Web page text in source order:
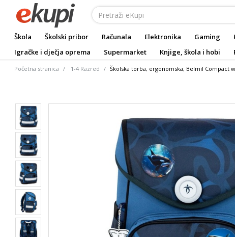
Škola Školski pribor Računala Elektronika Gaming
Igračke i dječja oprema
Supermarket Knjige, škola i hobi
Početna stranica 1-4 Razred Školska torba, ergonomska, Belmil Compact